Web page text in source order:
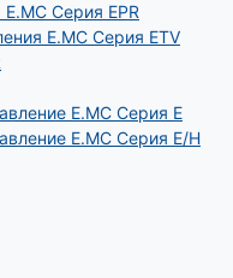
Серия EPR
E.MC Серия ETV
E.MC Серия E
E.MC Серия E/H